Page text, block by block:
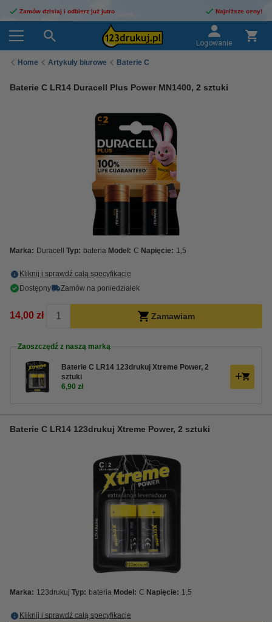
Zamów dzisiaj i odbierz już jutro Najniższe ceny!
Logowanie
Home Artykuły biurowe Baterie C
Baterie C LR14 Duracell Plus Power MN1400, 2 sztuki
Marka: Duracell Typ: bateria Model: C Napięcie: 1,5
Kliknij i sprawdź całą specyfikacje
Dostępny
Zamów na poniedziałek
14,00 zł Zamawiam
Zaoszczędź z naszą marką
Baterie C LR14 123drukuj Xtreme Power, 2
sztuki
6,90 zł
Baterie C LR14 123drukuj Xtreme Power, 2 sztuki
Marka: 123drukuj Typ: bateria Model: C Napięcie: 1,5
Kliknij i sprawdź całą specyfikacje